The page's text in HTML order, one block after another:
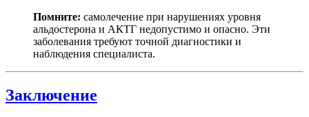
Помните: самолечение при нарушениях уровня
альдостерона и АКТГ недопустимо и опасно. Эти
заболевания требуют точной диагностики и
наблюдения специалиста.
Заключение